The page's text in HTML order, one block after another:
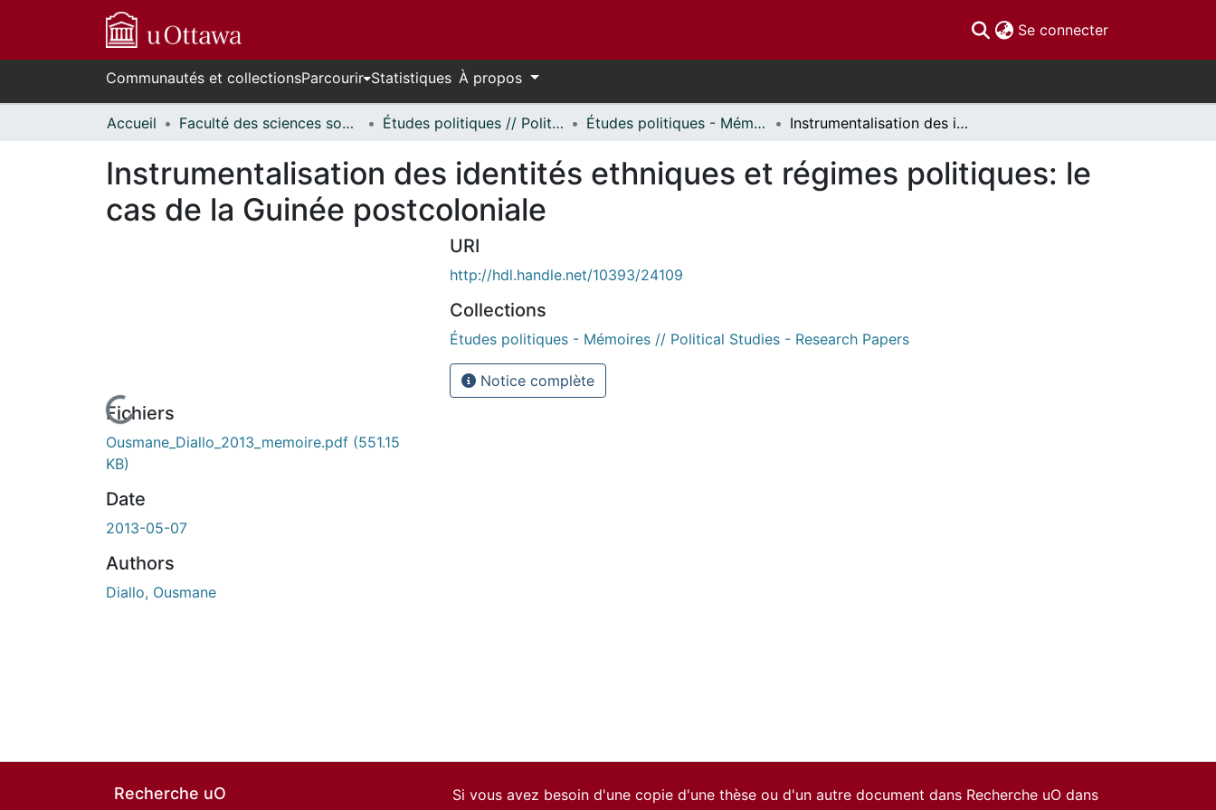
Se connecter(current)
Communautés et collectionsParcourir Statistiques À propos
Accueil Faculté des sciences sociales // Faculty of Social Sciences Études politiques // Political Studies Études politiques - Mémoires // Political Studies - Research Papers Instrumentalisation des identités ethniques et régimes politiques: le cas de la Guinée postcoloniale
Instrumentalisation des identités ethniques et régimes politiques: le
cas de la Guinée postcoloniale
En cours de chargement...
Fichiers
Ousmane_Diallo_2013_memoire.pdf (551.15
KB)
Date
2013-05-07
Authors
Diallo, Ousmane
URI
http://hdl.handle.net/10393/24109
Collections
Études politiques - Mémoires // Political Studies - Research Papers
Notice complète
Recherche uO
Si vous avez besoin d'une copie d'une thèse ou d'un autre document dans Recherche uO dans